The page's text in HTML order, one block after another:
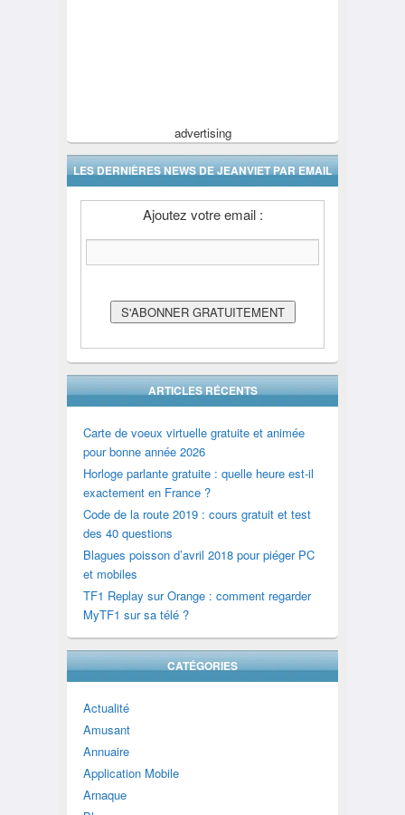
advertising
LES DERNIÈRES NEWS DE JEANVIET PAR EMAIL
Ajoutez votre email :
ARTICLES RÉCENTS
Carte de voeux virtuelle gratuite et animée
pour bonne année 2026
Horloge parlante gratuite : quelle heure est-il
exactement en France ?
Code de la route 2019 : cours gratuit et test
des 40 questions
Blagues poisson d’avril 2018 pour piéger PC
et mobiles
TF1 Replay sur Orange : comment regarder
MyTF1 sur sa télé ?
CATÉGORIES
Actualité
Amusant
Annuaire
Application Mobile
Arnaque